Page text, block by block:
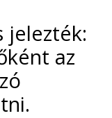
jelezték:
az